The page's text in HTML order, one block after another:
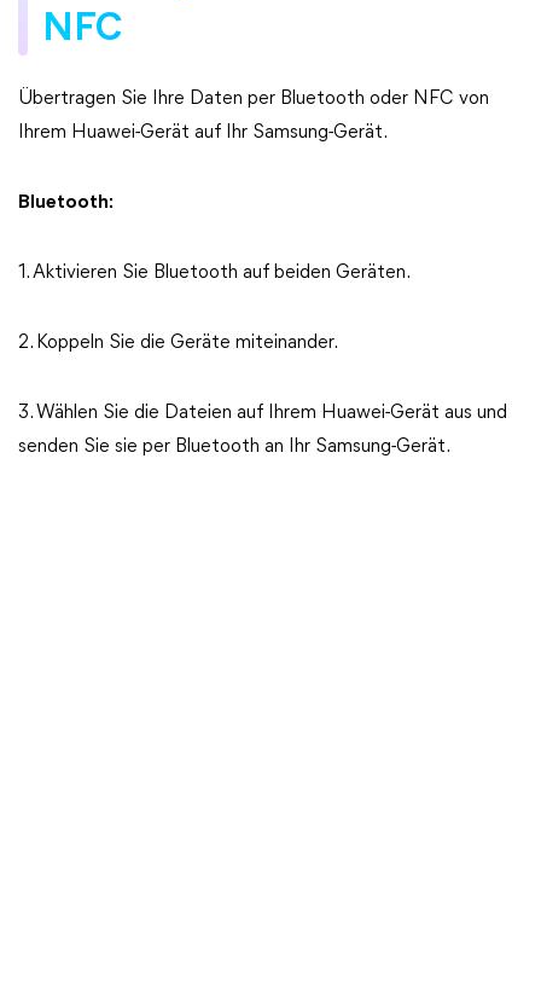
NFC
Übertragen Sie Ihre Daten per Bluetooth oder NFC von
Ihrem Huawei-Gerät auf Ihr Samsung-Gerät.
Bluetooth:
1. Aktivieren Sie Bluetooth auf beiden Geräten.
2. Koppeln Sie die Geräte miteinander.
3. Wählen Sie die Dateien auf Ihrem Huawei-Gerät aus und
senden Sie sie per Bluetooth an Ihr Samsung-Gerät.